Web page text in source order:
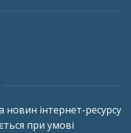
новин інтернет-ресурсу
при умові